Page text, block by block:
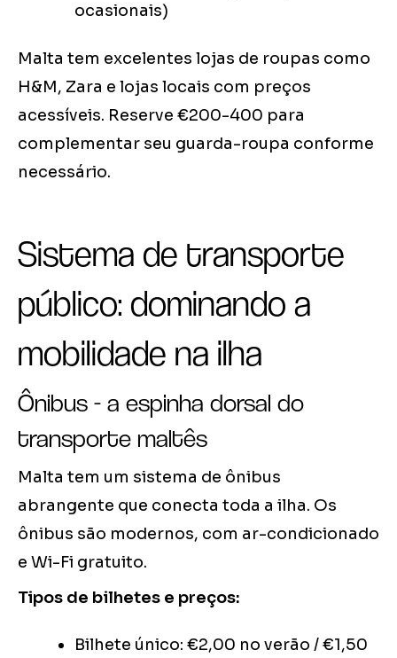
ocasionais)
Malta tem excelentes lojas de roupas como
H&M, Zara e lojas locais com preços
acessíveis. Reserve €200-400 para
complementar seu guarda-roupa conforme
necessário.
Sistema de transporte
público: dominando a
mobilidade na ilha
Ônibus - a espinha dorsal do
transporte maltês
Malta tem um sistema de ônibus
abrangente que conecta toda a ilha. Os
ônibus são modernos, com ar-condicionado
e Wi-Fi gratuito.
Tipos de bilhetes e preços:
Bilhete único: €2,00 no verão / €1,50